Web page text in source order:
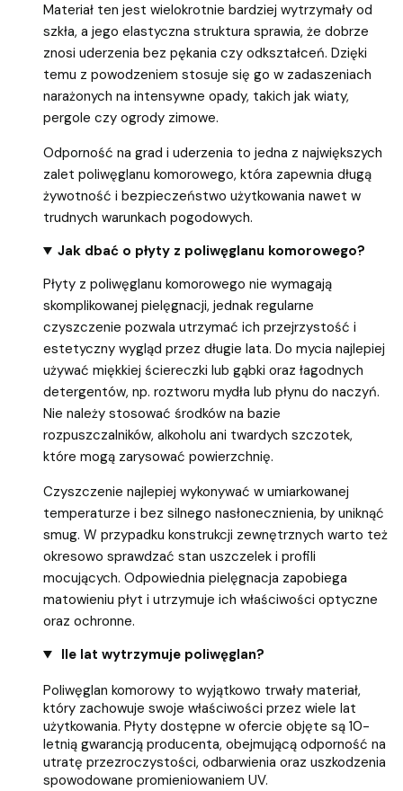
Materiał ten jest wielokrotnie bardziej wytrzymały od
szkła, a jego elastyczna struktura sprawia, że dobrze
znosi uderzenia bez pękania czy odkształceń. Dzięki
temu z powodzeniem stosuje się go w zadaszeniach
narażonych na intensywne opady, takich jak wiaty,
pergole czy ogrody zimowe.
Odporność na grad i uderzenia to jedna z największych
zalet poliwęglanu komorowego, która zapewnia długą
żywotność i bezpieczeństwo użytkowania nawet w
trudnych warunkach pogodowych.
Jak dbać o płyty z poliwęglanu komorowego?
Płyty z poliwęglanu komorowego nie wymagają
skomplikowanej pielęgnacji, jednak regularne
czyszczenie pozwala utrzymać ich przejrzystość i
estetyczny wygląd przez długie lata. Do mycia najlepiej
używać miękkiej ściereczki lub gąbki oraz łagodnych
detergentów, np. roztworu mydła lub płynu do naczyń.
Nie należy stosować środków na bazie
rozpuszczalników, alkoholu ani twardych szczotek,
które mogą zarysować powierzchnię.
Czyszczenie najlepiej wykonywać w umiarkowanej
temperaturze i bez silnego nasłonecznienia, by uniknąć
smug. W przypadku konstrukcji zewnętrznych warto też
okresowo sprawdzać stan uszczelek i profili
mocujących. Odpowiednia pielęgnacja zapobiega
matowieniu płyt i utrzymuje ich właściwości optyczne
oraz ochronne.
Ile lat wytrzymuje poliwęglan?
Poliwęglan komorowy to wyjątkowo trwały materiał,
który zachowuje swoje właściwości przez wiele lat
użytkowania. Płyty dostępne w ofercie objęte są 10-
letnią gwarancją producenta, obejmującą odporność na
utratę przezroczystości, odbarwienia oraz uszkodzenia
spowodowane promieniowaniem UV.